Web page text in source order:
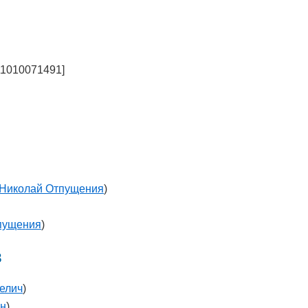
Николай Отпущения)
)
)